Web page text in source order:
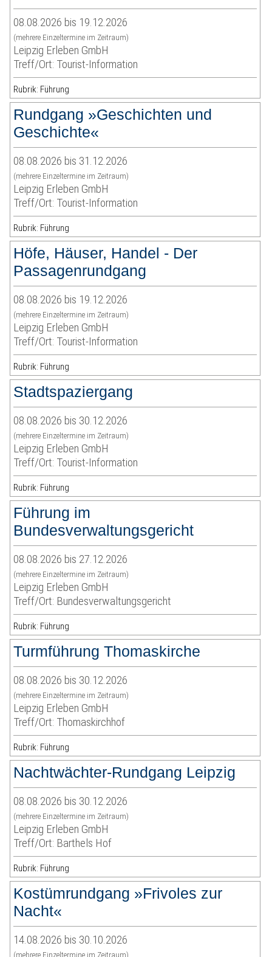
08.08.2026 bis 19.12.2026
(mehrere Einzeltermine im Zeitraum)
Leipzig Erleben GmbH
Treff/Ort: Tourist-Information
Rubrik: Führung
Rundgang »Geschichten und
Geschichte«
08.08.2026 bis 31.12.2026
(mehrere Einzeltermine im Zeitraum)
Leipzig Erleben GmbH
Treff/Ort: Tourist-Information
Rubrik: Führung
Höfe, Häuser, Handel - Der
Passagenrundgang
08.08.2026 bis 19.12.2026
(mehrere Einzeltermine im Zeitraum)
Leipzig Erleben GmbH
Treff/Ort: Tourist-Information
Rubrik: Führung
Stadtspaziergang
08.08.2026 bis 30.12.2026
(mehrere Einzeltermine im Zeitraum)
Leipzig Erleben GmbH
Treff/Ort: Tourist-Information
Rubrik: Führung
Führung im
Bundesverwaltungsgericht
08.08.2026 bis 27.12.2026
(mehrere Einzeltermine im Zeitraum)
Leipzig Erleben GmbH
Treff/Ort: Bundesverwaltungsgericht
Rubrik: Führung
Turmführung Thomaskirche
08.08.2026 bis 30.12.2026
(mehrere Einzeltermine im Zeitraum)
Leipzig Erleben GmbH
Treff/Ort: Thomaskirchhof
Rubrik: Führung
Nachtwächter-Rundgang Leipzig
08.08.2026 bis 30.12.2026
(mehrere Einzeltermine im Zeitraum)
Leipzig Erleben GmbH
Treff/Ort: Barthels Hof
Rubrik: Führung
Kostümrundgang »Frivoles zur
Nacht«
14.08.2026 bis 30.10.2026
(mehrere Einzeltermine im Zeitraum)